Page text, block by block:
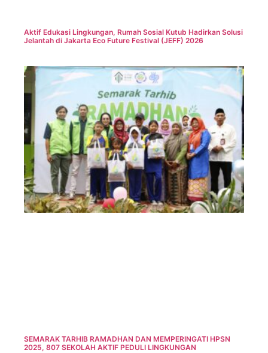
Aktif Edukasi Lingkungan, Rumah Sosial Kutub Hadirkan Solusi
Jelantah di Jakarta Eco Future Festival (JEFF) 2026
SEMARAK TARHIB RAMADHAN DAN MEMPERINGATI HPSN
2025, 807 SEKOLAH AKTIF PEDULI LINGKUNGAN